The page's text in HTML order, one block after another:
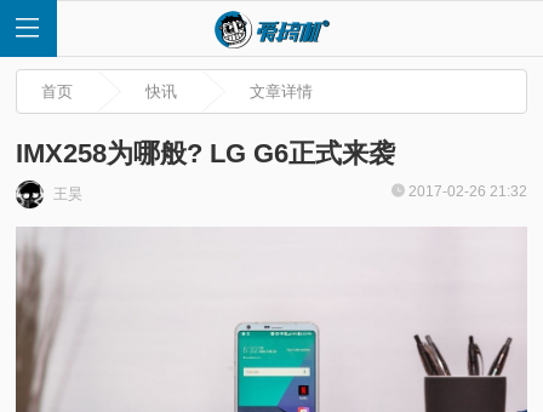
页
讯
首页 快讯 文章详情
IMX258为哪般? LG G6正式来袭
王昊 2017-02-26 21:32